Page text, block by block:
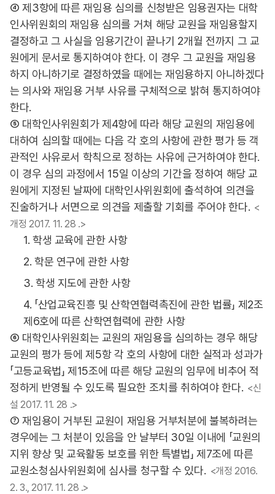
④ 제3항에 따른 재임용 심의를 신청받은 임용권자는 대학
인사위원회의 재임용 심의를 거쳐 해당 교원을 재임용할지
결정하고 그 사실을 임용기간이 끝나기 2개월 전까지 그 교
원에게 문서로 통지하여야 한다. 이 경우 그 교원을 재임용
하지 아니하기로 결정하였을 때에는 재임용하지 아니하겠다
는 의사와 재임용 거부 사유를 구체적으로 밝혀 통지하여야
한다.
⑤ 대학인사위원회가 제4항에 따라 해당 교원의 재임용에
대하여 심의할 때에는 다음 각 호의 사항에 관한 평가 등 객
관적인 사유로서 학칙으로 정하는 사유에 근거하여야 한다.
이 경우 심의 과정에서 15일 이상의 기간을 정하여 해당 교
원에게 지정된 날짜에 대학인사위원회에 출석하여 의견을
진술하거나 서면으로 의견을 제출할 기회를 주어야 한다. <
개정 2017. 11. 28 .>
1. 학생 교육에 관한 사항
2. 학문 연구에 관한 사항
3. 학생 지도에 관한 사항
4. 「산업교육진흥 및 산학연협력촉진에 관한 법률」 제2조
제6호에 따른 산학연협력에 관한 사항
⑥ 대학인사위원회는 교원의 재임용을 심의하는 경우 해당
교원의 평가 등에 제5항 각 호의 사항에 대한 실적과 성과가
「고등교육법」 제15조에 따른 해당 교원의 임무에 비추어 적
정하게 반영될 수 있도록 필요한 조치를 취하여야 한다. <신
설 2017. 11. 28 .>
⑦ 재임용이 거부된 교원이 재임용 거부처분에 불복하려는
경우에는 그 처분이 있음을 안 날부터 30일 이내에 「교원의
지위 향상 및 교육활동 보호를 위한 특별법」 제7조에 따른
교원소청심사위원회에 심사를 청구할 수 있다. <개정 2016.
2. 3., 2017. 11. 28 .>